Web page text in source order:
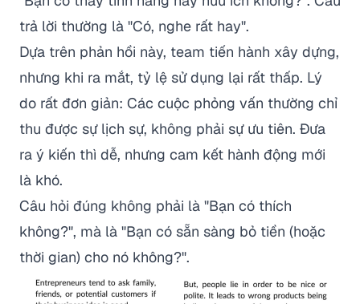
trả lời thường là "Có, nghe rất hay".
Dựa trên phản hồi này, team tiến hành xây dựng,
nhưng khi ra mắt, tỷ lệ sử dụng lại rất thấp. Lý
do rất đơn giản: Các cuộc phỏng vấn thường chỉ
thu được sự lịch sự, không phải sự ưu tiên. Đưa
ra ý kiến thì dễ, nhưng cam kết hành động mới
là khó.
Câu hỏi đúng không phải là "Bạn có thích
không?", mà là "Bạn có sẵn sàng bỏ tiền (hoặc
thời gian) cho nó không?".